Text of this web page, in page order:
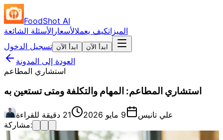
FoodShot AI
الميزاتكيف يعملالأسعار الأسئلة الشائعة
تسجيل الدخول ابدأ الآن ابدأ الآن
العودة إلى المدونة
استشاري المطاعم
استشاري المطاعم: المهام والتكلفة ومتى تستعين به
علي تانيس 9 مايو 2026
21 دقيقة للقراءة
مشاركة: